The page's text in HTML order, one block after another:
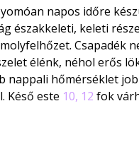
napos időre
északkeleti, keleti
Csapadék
élénk, néhol erős
nappali hőmérséklet
Késő este 10, 12 fok